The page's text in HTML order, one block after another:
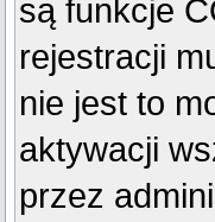
są funkcje
rejestracji
nie jest to
aktywacji
przez